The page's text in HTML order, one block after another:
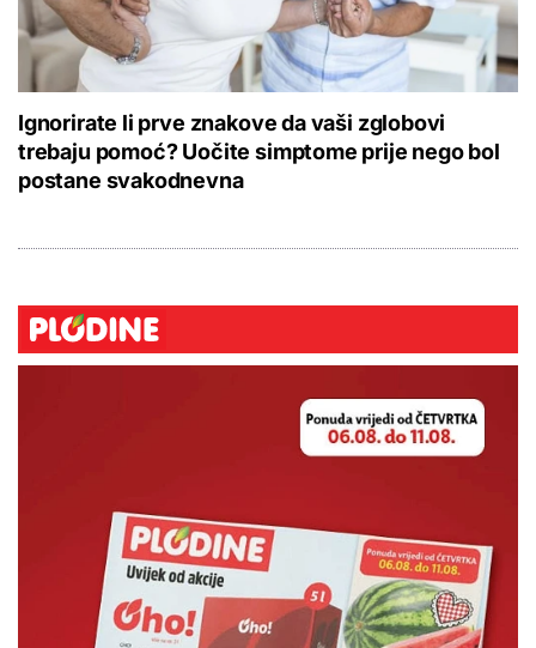
Ignorirate li prve znakove da vaši zglobovi
trebaju pomoć? Uočite simptome prije nego bol
postane svakodnevna